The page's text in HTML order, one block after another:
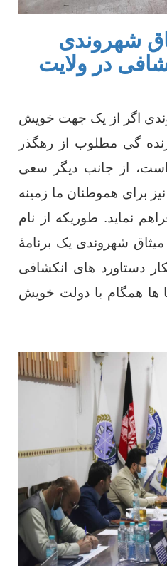
شهروندی
در ولایت
اگر از یک جهت خویش
گی مطلوب از رهگذر
از جانب دیگر سعی
برای هموطنان ما زمینه
نماید. طوریکه از نام
شهروندی یک برنامۀ
دستاورد های انکشافی
همگام با دولت خویش